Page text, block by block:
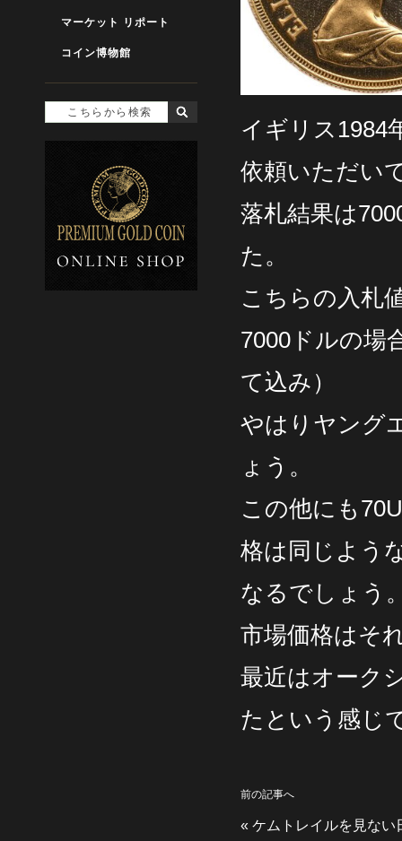
イギリス1984
依頼いただい
落札結果は
た。
こちらの入札
7000ドルの場
て込み）
やはりヤング
ょう。
この他にも
格は同じよう
なるでしょう
市場価格はそ
最近はオーク
たという感じ
前の記事へ
« ケムトレイルを見ない
マーケット リポート
コイン博物館